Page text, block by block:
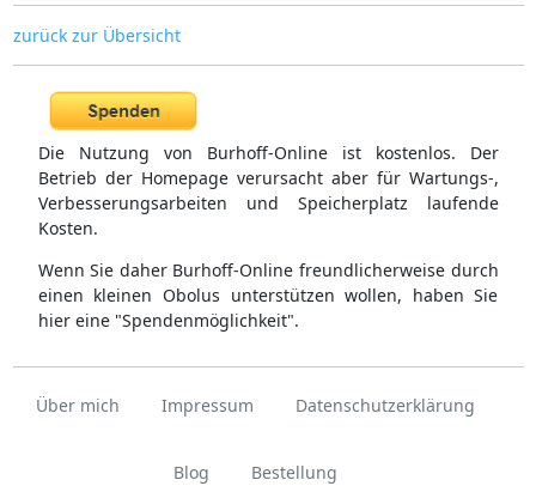
zurück zur Übersicht
Die Nutzung von Burhoff-Online ist kostenlos. Der
Betrieb der Homepage verursacht aber für Wartungs-,
Verbesserungsarbeiten und Speicherplatz laufende
Kosten.
Wenn Sie daher Burhoff-Online freundlicherweise durch
einen kleinen Obolus unterstützen wollen, haben Sie
hier eine "Spendenmöglichkeit".
Über mich Impressum Datenschutzerklärung
Blog Bestellung